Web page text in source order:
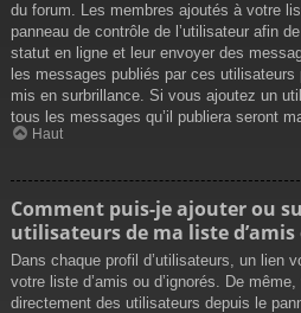
du forum. Les membres ajoutés à votre
panneau de contrôle de l’utilisateur afin
statut en ligne et leur envoyer des
les messages publiés par ces
mis en surbrillance. Si vous ajoutez un
tous les messages qu’il publiera seront
Haut
Comment puis-je ajouter ou
utilisateurs de ma liste d’amis
Dans chaque profil d’utilisateurs, un lien
votre liste d’amis ou d’ignorés. De
directement des utilisateurs depuis le